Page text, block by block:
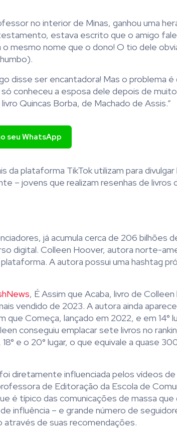
no interior de Minas, ganhou uma
estava escrito que o amigo
o mesmo nome que o dono! O tio dele
disse ser encantadora! Mas o problema é
conheceu a esposa dele depois de
Quincas Borba, de Machado de Assis.”
seu WhatsApp
plataforma TikTok utilizam para divulgar
– jovens que realizam resenhas de livros
já acumula cerca de 206 bilhões
digital. Colleen Hoover, autora norte-
A autora possui uma hashtag
, É Assim que Acaba, livro de Colleen
vendido de 2023. A autora ainda
que Começa, lançado em 2022, e em 14°
conseguiu emplacar sete livros no
18° e o 20° lugar, o que equivale a quase
diretamente influenciada pelos vídeos de
de Editoração da Escola de
é típico das comunicações de massa
influência – e grande número de
de suas recomendações.